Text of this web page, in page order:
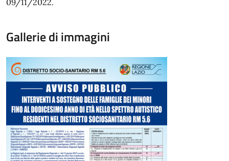
Gallerie di immagini